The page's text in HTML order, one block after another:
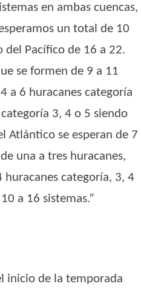
en ambas cuencas,
un total de 10
del Pacífico de 16 a 22.
se formen de 9 a 11
a 6 huracanes categoría
3, 4 o 5 siendo
Atlántico se esperan de 7
una a tres huracanes,
categoría, 3, 4
a 16 sistemas.”
inicio de la temporada